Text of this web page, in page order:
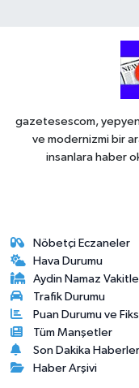
gazetesescom,
ve modernizmi bir
insanlara haber
Nöbetçi Eczaneler
Hava Durumu
Aydin Namaz
Trafik Durumu
Puan Durumu ve
Tüm Manşetler
Son Dakika
Haber Arşivi